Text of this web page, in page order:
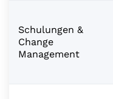
Schulungen &
Change
Management